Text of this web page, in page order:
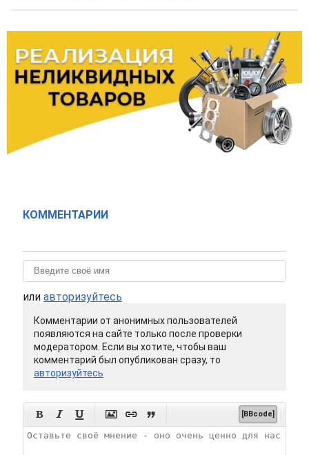
КОММЕНТАРИИ
или авторизуйтесь
Комментарии от анонимных пользователей
появляются на сайте только после проверки
модератором. Если вы хотите, чтобы ваш
комментарий был опубликован сразу, то
авторизуйтесь
      [BBcode]